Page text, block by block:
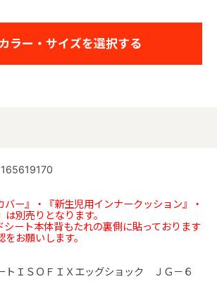
カラー・サイズを選択する
165619170
ー』・『新生児用インナークッション』・
は別売りとなります。
ート本体背もたれの裏側に貼っております
をお願いします。
トＩＳＯＦＩＸエッグショック ＪＧ－６